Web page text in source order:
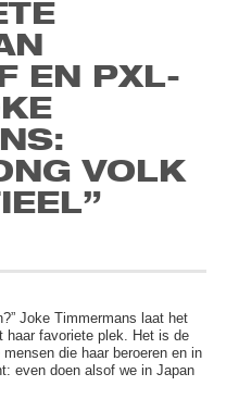
EN PXL-
VOLK
Joke Timmermans laat het
haar favoriete plek. Het is de
die haar beroeren en in
even doen alsof we in Japan